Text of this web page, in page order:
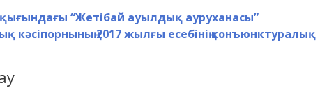
“Жетібай ауылдық ауруханасы”
кәсіпорнының 2017 жылғы есебінің конъюнктуралық